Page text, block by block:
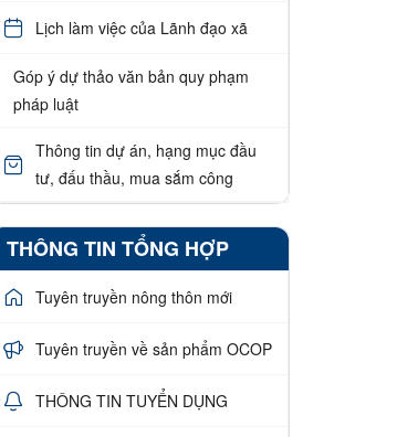
Lịch làm việc của Lãnh đạo xã
Góp ý dự thảo văn bản quy phạm
pháp luật
Thông tin dự án, hạng mục đầu
tư, đấu thầu, mua sắm công
THÔNG TIN TỔNG HỢP
Tuyên truyền nông thôn mới
Tuyên truyền về sản phẩm OCOP
THÔNG TIN TUYỂN DỤNG